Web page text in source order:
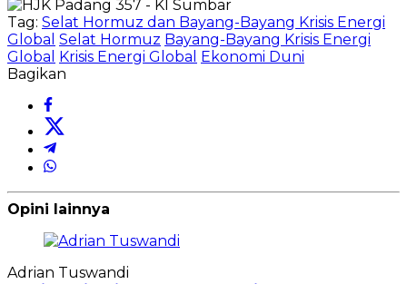
Tag: Selat Hormuz dan Bayang-Bayang Krisis Energi
Global Selat Hormuz Bayang-Bayang Krisis Energi
Global
Krisis Energi Global
Ekonomi Duni
Bagikan
Opini lainnya
Adrian Tuswandi